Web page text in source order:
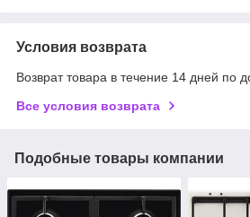
Условия возврата
Возврат товара в течение 14 дней по
Все условия возврата
Подобные товары компании